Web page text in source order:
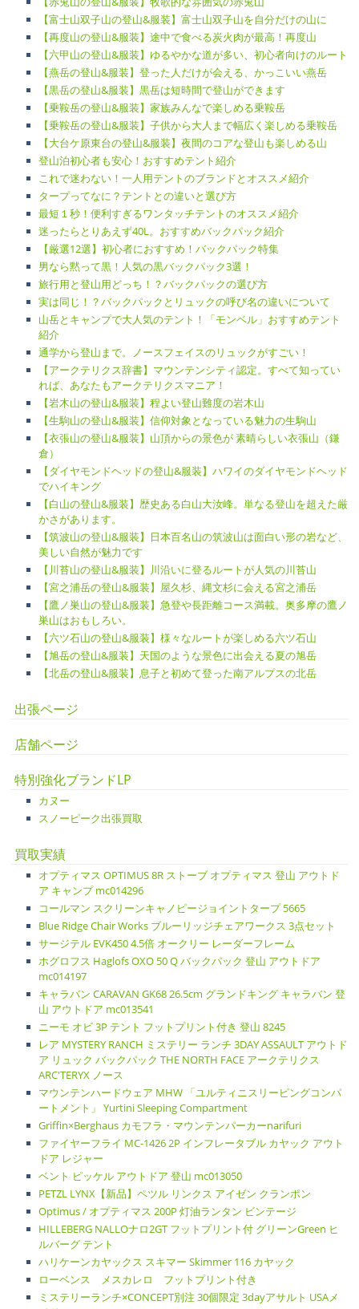
【富士山双子山の登山&服装】富士山双子山を自分だけの山に
【再度山の登山&服装】途中で食べる炭火肉が最高！再度山
【六甲山の登山&服装】ゆるやかな道が多い、初心者向けのルート
【燕岳の登山&服装】登った人だけが会える、かっこいい燕岳
【黒岳の登山&服装】黒岳は短時間で登山ができます
【乗鞍岳の登山&服装】家族みんなで楽しめる乗鞍岳
【乗鞍岳の登山&服装】子供から大人まで幅広く楽しめる乗鞍岳
【大台ケ原東台の登山&服装】夜間のコアな登山も楽しめる山
登山泊初心者も安心！おすすめテント紹介
これで迷わない！一人用テントのブランドとオススメ紹介
タープってなに？テントとの違いと選び方
最短１秒！便利すぎるワンタッチテントのオススメ紹介
迷ったらとりあえず40L。おすすめバックパック紹介
【厳選12選】初心者におすすめ！バックパック特集
男なら黙って黒！人気の黒バックパック3選！
旅行用と登山用どっち！？バックパックの選び方
実は同じ！？バックパックとリュックの呼び名の違いについて
山岳とキャンプで大人気のテント！「モンベル」おすすめテント
紹介
通学から登山まで。ノースフェイスのリュックがすごい！
【アークテリクス辞書】マウンテンシティ認定。すべて知ってい
れば、あなたもアークテリクスマニア！
【岩木山の登山&服装】程よい登山難度の岩木山
【生駒山の登山&服装】信仰対象となっている魅力の生駒山
【衣張山の登山&服装】山頂からの景色が 素晴らしい衣張山（鎌
倉）
【ダイヤモンドヘッドの登山&服装】ハワイのダイヤモンドヘッド
でハイキング
【白山の登山&服装】歴史ある白山大汝峰。単なる登山を超えた厳
かさがあります。
【筑波山の登山&服装】日本百名山の筑波山は面白い形の岩など、
美しい自然が魅力です
【川苔山の登山&服装】川沿いに登るルートが人気の川苔山
【宮之浦岳の登山&服装】屋久杉、縄文杉に会える宮之浦岳
【鷹ノ巣山の登山&服装】急登や長距離コース満載。奥多摩の鷹ノ
巣山はおもしろい。
【六ツ石山の登山&服装】様々なルートが楽しめる六ツ石山
【旭岳の登山&服装】天国のような景色に出会える夏の旭岳
【北岳の登山&服装】息子と初めて登った南アルプスの北岳
出張ページ
店舗ページ
特別強化ブランドLP
カヌー
スノーピーク出張買取
買取実績
オプティマス OPTIMUS 8R ストーブ オプティマス 登山 アウトド
ア キャンプ mc014296
コールマン スクリーンキャノピージョイントタープ 5665
Blue Ridge Chair Works ブルーリッジチェアワークス 3点セット
サージテル EVK450 4.5倍 オークリー レーダーフレーム
ホグロフス Haglofs OXO 50 Q バックパック 登山 アウトドア
mc014197
キャラバン CARAVAN GK68 26.5cm グランドキング キャラバン 登
山 アウトドア mc013541
ニーモ オビ 3P テント フットプリント付き 登山 8245
レア MYSTERY RANCH ミステリー ランチ 3DAY ASSAULT アウトド
ア リュック バックパック THE NORTH FACE アークテリクス
ARC'TERYX ノース
マウンテンハードウェア MHW 「ユルティニスリーピングコンパ
ートメント」 Yurtini Sleeping Compartment
Griffin×Berghaus カモフラ・マウンテンパーカーnarifuri
ファイヤーフライ MC-1426 2P インフレータブル カヤック アウト
ドア レジャー
ベント ピッケル アウトドア 登山 mc013050
PETZL LYNX【新品】ペツル リンクス アイゼン クランポン
Optimus / オプティマス 200P 灯油ランタン ビンテージ
HILLEBERG NALLOナロ2GT フットプリント付 グリーンGreen ヒ
ルバーグ テント
ハリケーンカヤックス スキマー Skimmer 116 カヤック
ローベンス メスカレロ フットプリント付き
ミステリーランチ×CONCEPT別注 30個限定 3dayアサルト USAメ